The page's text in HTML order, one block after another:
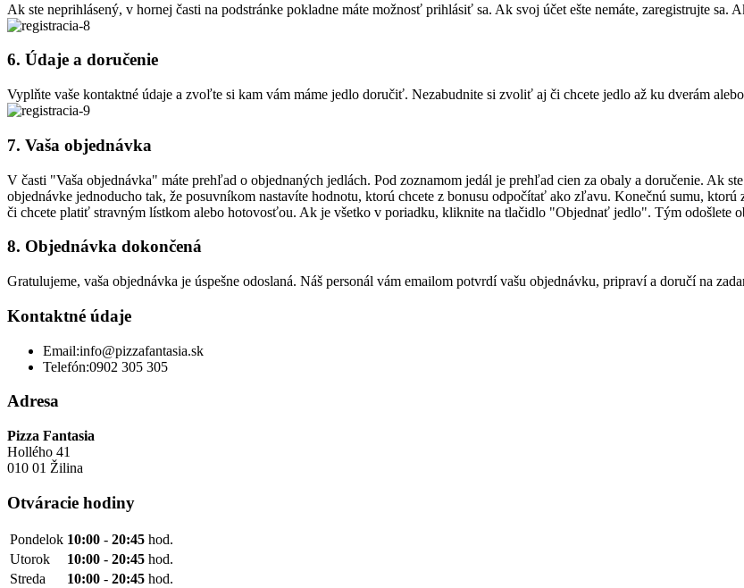
Ak ste neprihlásený, v hornej časti na podstránke pokladne máte možnosť prihlásiť sa. Ak svoj účet ešte nemáte, zaregistrujte
6. Údaje a doručenie
Vyplňte vaše kontaktné údaje a zvoľte si kam vám máme jedlo doručiť. Nezabudnite si zvoliť aj či chcete jedlo až ku dverám
7. Vaša objednávka
V časti "Vaša objednávka" máte prehľad o objednaných jedlách. Pod zoznamom jedál je prehľad cien za obaly a doručenie. Ak
objednávke jednoducho tak, že posuvníkom nastavíte hodnotu, ktorú chcete z bonusu odpočítať ako zľavu. Konečnú sumu,
či chcete platiť stravným lístkom alebo hotovosťou. Ak je všetko v poriadku, kliknite na tlačidlo "Objednať jedlo". Tým odošlete
8. Objednávka dokončená
Gratulujeme, vaša objednávka je úspešne odoslaná. Náš personál vám emailom potvrdí vašu objednávku, pripraví a doručí na
Kontaktné údaje
Email:info@pizzafantasia.sk
Telefón:0902 305 305
Adresa
Pizza Fantasia
Hollého 41
010 01 Žilina
Otváracie hodiny
Pondelok 10:00 - 20:45 hod.
Utorok
10:00 - 20:45 hod.
Streda
10:00 - 20:45 hod.